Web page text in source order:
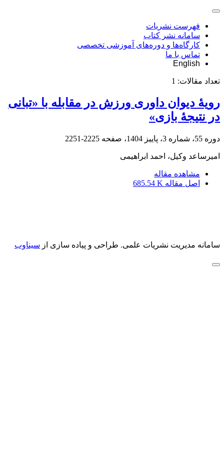
فهرست نشریات
سامانه نشر کتاب
کارگاه‌ها و دوره‌های آموزشی تخصصی
تماس با ما
English
تعداد مقالات: 1
رویۀ دیوان داوری ورزش در مقابله با «تبانی
در نتیجۀ بازی»
دوره 55، شماره 3، پاییز 1404، صفحه 2225-2251
امیرساعد وکیل، احمد ابراهیمی
مشاهده مقاله
اصل مقاله 685.54 K
سامانه مدیریت نشریات علمی. طراحی و پیاده سازی از سیناوب